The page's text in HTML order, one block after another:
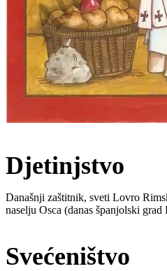
Djetinjstvo
Današnji zaštitnik, sveti Lovro
naselju Osca (danas španjolski grad
Svećeništvo